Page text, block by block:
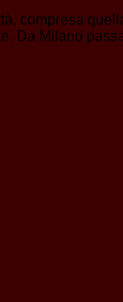
compresa
Da Milano